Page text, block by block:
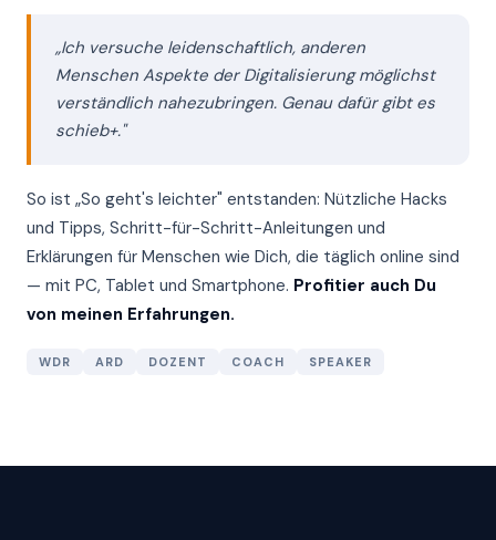
„Ich versuche leidenschaftlich, anderen
Menschen Aspekte der Digitalisierung möglichst
verständlich nahezubringen. Genau dafür gibt es
schieb+."
So ist „So geht's leichter" entstanden: Nützliche Hacks
und Tipps, Schritt-für-Schritt-Anleitungen und
Erklärungen für Menschen wie Dich, die täglich online sind
— mit PC, Tablet und Smartphone. Profitier auch Du
von meinen Erfahrungen.
WDR ARD DOZENT COACH SPEAKER